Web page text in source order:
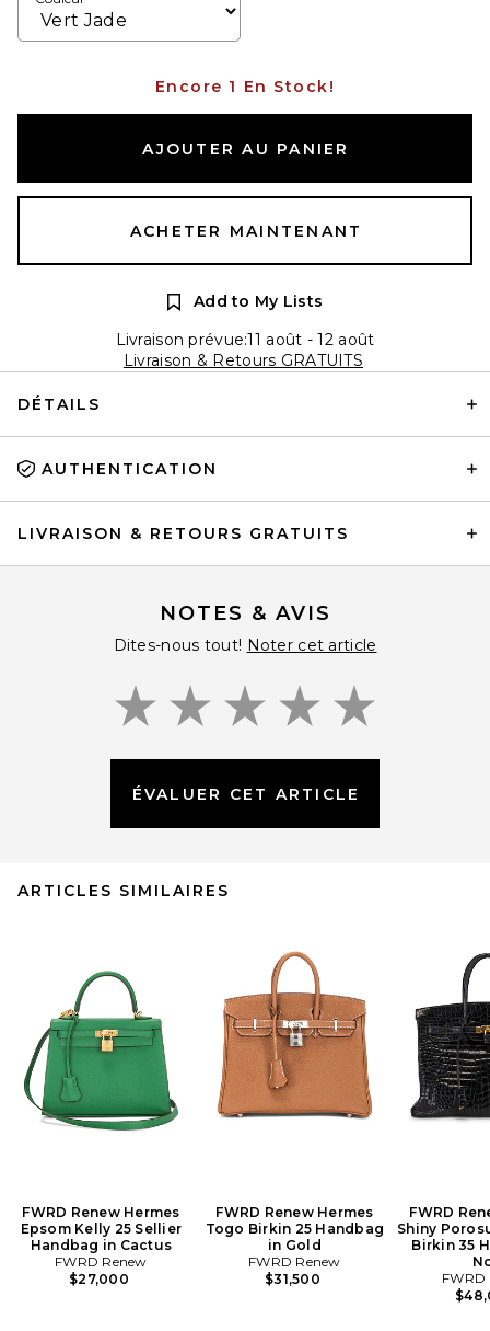
Encore 1 En Stock!
AJOUTER AU PANIER
ACHETER MAINTENANT
Add to My Lists
Livraison prévue:11 août - 12 août
Livraison & Retours GRATUITS
DÉTAILS
AUTHENTICATION
LIVRAISON & RETOURS GRATUITS
NOTES & AVIS
Dites-nous tout! Noter cet article
ÉVALUER CET ARTICLE
ARTICLES SIMILAIRES
FWRD Renew Hermes
Epsom Kelly 25 Sellier
Handbag in Cactus
FWRD Renew
$27,000
FWRD Renew Hermes
Togo Birkin 25 Handbag
in Gold
FWRD Renew
$31,500
FWRD
Shiny
Birkin 35
FWRD